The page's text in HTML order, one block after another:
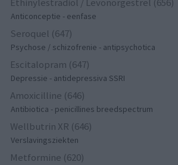
Anticonceptie - eenfase
Seroquel (647)
Psychose / schizofrenie - antipsychotica
Escitalopram (647)
Depressie - antidepressiva SSRI
Amoxicilline (646)
Antibiotica - penicillines breedspectrum
Wellbutrin XR (646)
Verslavingsziekten
Metformine (620)